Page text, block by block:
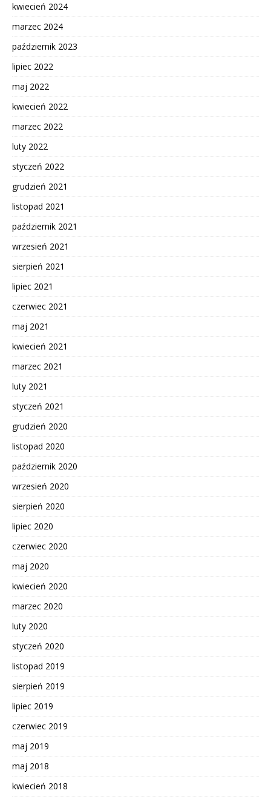
kwiecień 2024
marzec 2024
październik 2023
lipiec 2022
maj 2022
kwiecień 2022
marzec 2022
luty 2022
styczeń 2022
grudzień 2021
listopad 2021
październik 2021
wrzesień 2021
sierpień 2021
lipiec 2021
czerwiec 2021
maj 2021
kwiecień 2021
marzec 2021
luty 2021
styczeń 2021
grudzień 2020
listopad 2020
październik 2020
wrzesień 2020
sierpień 2020
lipiec 2020
czerwiec 2020
maj 2020
kwiecień 2020
marzec 2020
luty 2020
styczeń 2020
listopad 2019
sierpień 2019
lipiec 2019
czerwiec 2019
maj 2019
maj 2018
kwiecień 2018